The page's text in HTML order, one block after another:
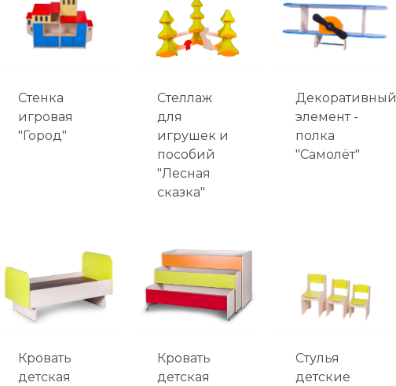
Стенка
игровая
"Город"
Стеллаж
для
игрушек и
пособий
"Лесная
сказка"
Декоративный
элемент -
полка
"Самолёт"
Кровать
детская
Кровать
детская
Стулья
детские